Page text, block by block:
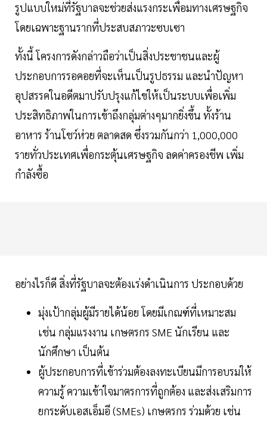
รูปแบบใหม่ที่รัฐบาลจะช่วยส่งแรงกระเพื่อมทางเศรษฐกิจ
โดยเฉพาะฐานรากที่ประสบสภาวะซบเซา
ทั้งนี้ โครงการดังกล่าวถือว่าเป็นสิ่งประชาชนและผู้
ประกอบการรอคอยที่จะเห็นเป็นรูปธรรม และนำปัญหา
อุปสรรคในอดีตมาปรับปรุงแก้ไขให้เป็นระบบเพื่อเพิ่ม
ประสิทธิภาพในการเข้าถึงกลุ่มต่างๆมากยิ่งขึ้น ทั้งร้าน
อาหาร ร้านโชว์ห่วย ตลาดสด ซึ่งรวมกันกว่า 1,000,000
รายทั่วประเทศเพื่อกระตุ้นเศรษฐกิจ ลดค่าครองชีพ เพิ่ม
กำลังซื้อ
อย่างไรก็ดี สิ่งที่รัฐบาลจะต้องเร่งดำเนินการ ประกอบด้วย
มุ่งเป้ากลุ่มผู้มีรายได้น้อย โดยมีเกณฑ์ที่เหมาะสม
เช่น กลุ่มแรงงาน เกษตรกร SME นักเรียน และ
นักศึกษา เป็นต้น
ผู้ประกอบการที่เข้าร่วมต้องลงทะเบียนมีการอบรมให้
ความรู้ ความเข้าใจมาตรการที่ถูกต้อง และส่งเสริมการ
ยกระดับเอสเอ็มอี (SMEs) เกษตรกร ร่วมด้วย เช่น